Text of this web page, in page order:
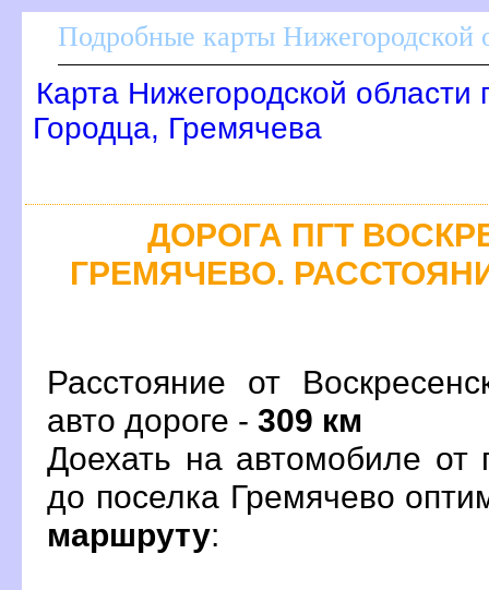
Подробные карты Нижегородской
Карта Нижегородской области
Городца, Гремячева
ДОРОГА ПГТ
ГРЕМЯЧЕВО.
Расстояние от
авто дороге - 309 км
Доехать на автомобиле от
до поселка Гремячево
маршруту: